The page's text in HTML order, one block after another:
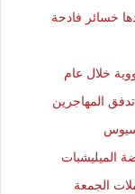
خسائر فادحة
خلال عام
تدفق المهاجرين
الميليشبات
الجمعة